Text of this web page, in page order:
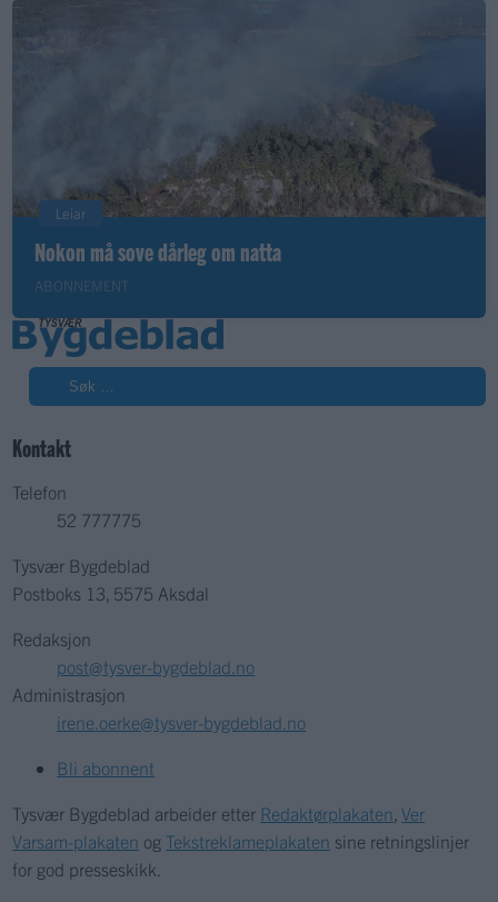
Leiar
Nokon må sove dårleg om natta
ABONNEMENT
Søk
Kontakt
Telefon
52 777775
Tysvær Bygdeblad
Postboks 13, 5575 Aksdal
Redaksjon
post@tysver-bygdeblad.no
Administrasjon
irene.oerke@tysver-bygdeblad.no
Bli abonnent
Tysvær Bygdeblad arbeider etter Redaktørplakaten ,Ver
Varsam-plakaten og Tekstreklameplakaten sine retningslinjer
for god presseskikk.